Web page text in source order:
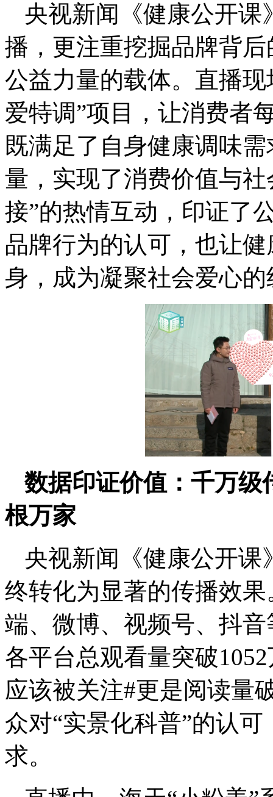
央视新闻《健康公开课
播，更注重挖掘品牌背
公益力量的载体。直播
爱特调”项目，让消费者
既满足了自身健康调味
量，实现了消费价值与
接”的热情互动，印证了
品牌行为的认可，也让
身，成为凝聚社会爱心的
数据印证价值：千万级
根万家
央视新闻《健康公开课
终转化为显著的传播效
端、微博、视频号、抖
各平台总观看量突破
应该被关注#更是阅读量
众对“实景化科普”的认
求。